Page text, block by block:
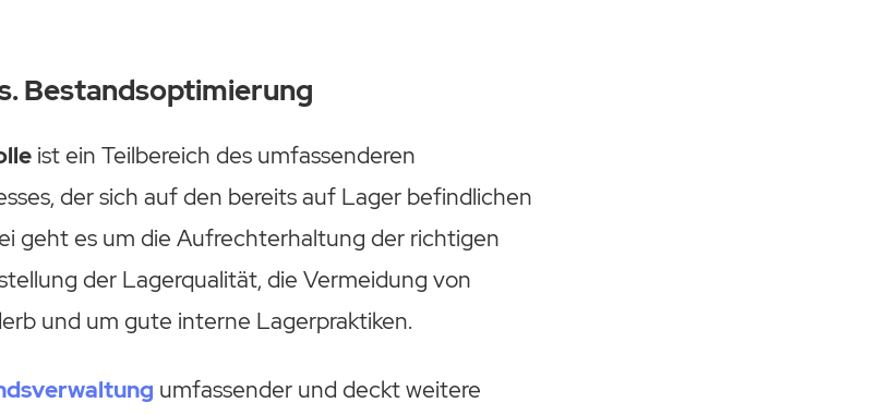
Bestandsoptimierung
ist ein Teilbereich des umfassenderen
der sich auf den bereits auf Lager befindlichen
geht es um die Aufrechterhaltung der richtigen
der Lagerqualität, die Vermeidung von
und um gute interne Lagerpraktiken.
umfassender und deckt weitere